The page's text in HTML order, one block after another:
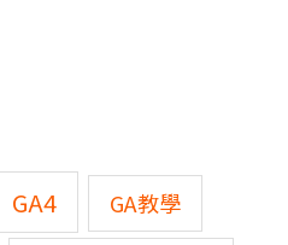
GA4 GA教學